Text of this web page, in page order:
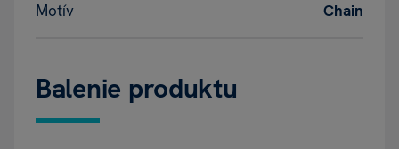
Motív Chain
Balenie produktu